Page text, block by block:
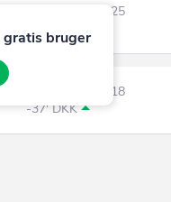
Resultat for 2025
1' DKK
Resultat for 2018
-37' DKK
gratis bruger